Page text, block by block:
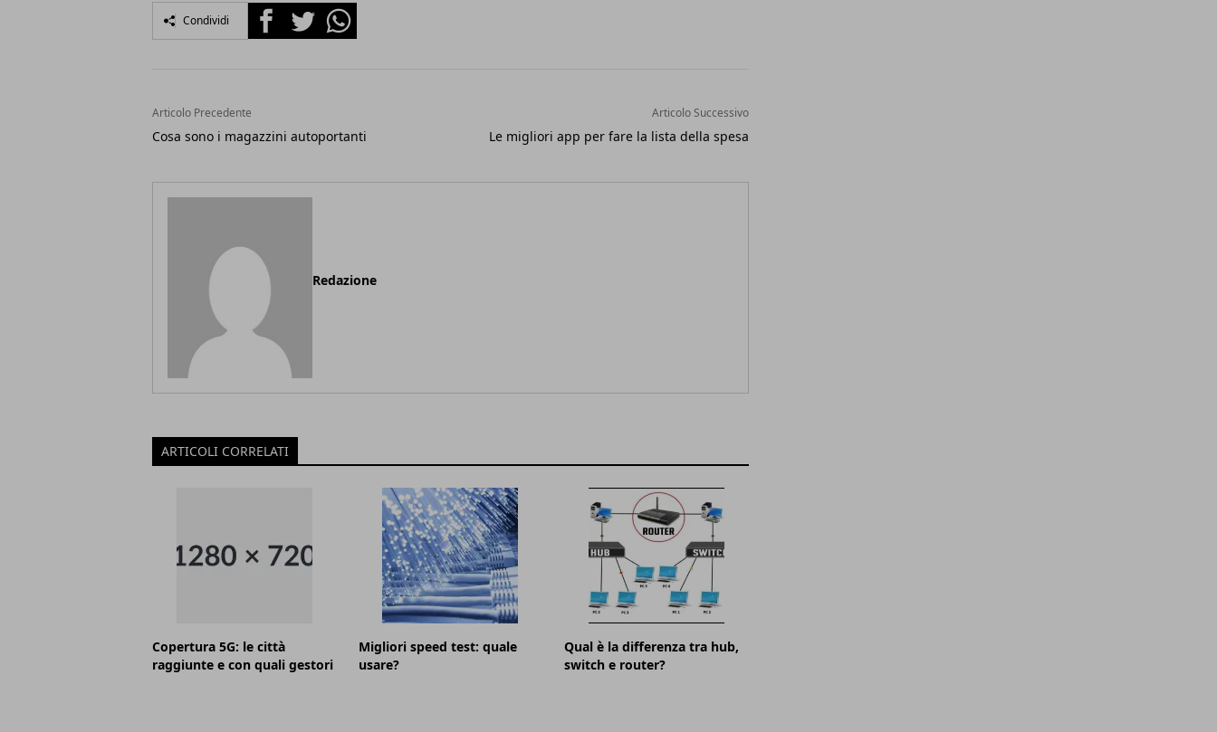
Condividi FacebookTwitterWhatsapp
Articolo Precedente
Cosa sono i magazzini autoportanti
Articolo Successivo
Le migliori app per fare la lista della spesa
Redazione
ARTICOLI CORRELATI
Copertura 5G: le città
raggiunte e con quali gestori
Migliori speed test: quale
usare?
Qual è la differenza tra hub,
switch e router?